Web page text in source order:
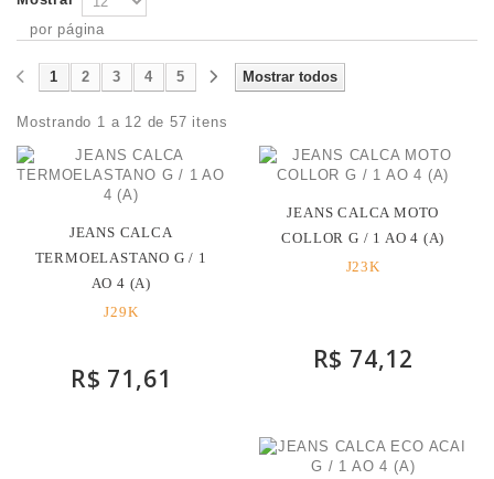
por página
Mostrar todos
1 2 3 4 5
Mostrando 1 a 12 de 57 itens
JEANS CALCA
TERMOELASTANO G / 1
AO 4 (A)
J29K
R$ 71,61
JEANS CALCA MOTO
COLLOR G / 1 AO 4 (A)
J23K
R$ 74,12